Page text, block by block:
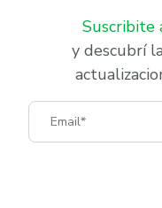
y descubrí
Email